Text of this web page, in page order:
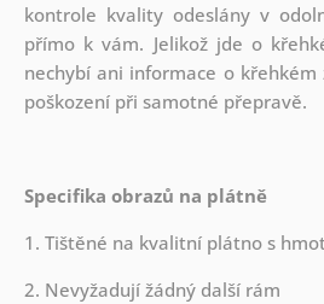
kontrole kvality odeslány v
přímo k vám. Jelikož jde o
nechybí ani informace o křehkém
poškození při samotné přepravě.
Specifika obrazů na plátně
1. Tištěné na kvalitní plátno s
2. Nevyžadují žádný další rám